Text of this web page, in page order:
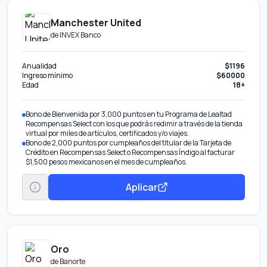
Manchester United
deINVEX Banco
Anualidad
$1196
Ingreso mínimo
$60000
Edad
18+
Bono de Bienvenida por 3,000 puntos en tu Programa de Lealtad
Recompensas Select con los que podrás redimir a través de la tienda
virtual por miles de artículos, certificados y/o viajes.
Bono de 2,000 puntos por cumpleaños del titular de la Tarjeta de
Crédito en Recompensas Select o Recompensas Índigo al facturar
$1,500 pesos mexicanos en el mes de cumpleaños.
Aplicar
Oro
deBanorte